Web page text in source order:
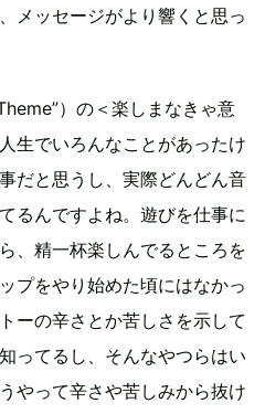
メッセージがより響くと思っ
）の＜楽しまなきゃ意
生でいろんなことがあったけ
だと思うし、実際どんどん音
るんですよね。遊びを仕事に
、精一杯楽しんでるところを
プをやり始めた頃にはなかっ
ーの辛さとか苦しさを示して
ってるし、そんなやつらはい
やって辛さや苦しみから抜け